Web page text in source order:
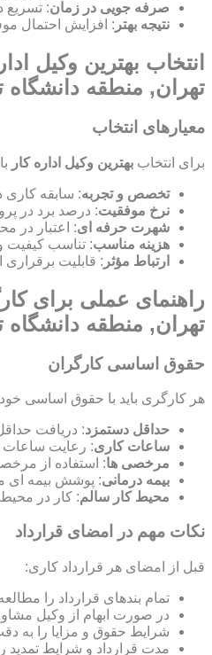
صرفه جویی در زمان: تسریع
نتیجه بهتر : افزایش احتمال
انتخاب بهترین وکیل
تهران, منطقه دانشگاه
معیارهای انتخاب
برای انتخاب بهترین وکیل اداره کار
تخصص و تجربه: سابقه کاری
نرخ موفقیت: درصد برد در
شهرت حرفه ای: اعتبار در
هزینه مناسب: تناسب
ارتباط مؤثر : قابلیت
راهنمای عملی برای
تهران, منطقه دانشگاه
حقوق اساسی کارگران
هر کارگری باید با حقوق اساسی خود
حداقل دستمزد: دریافت
ساعات کاری: رعایت ساعات
مرخصی ها: استفاده از
بیمه درمانی: پوشش بیمه ای
محیط کار سالم: کار در
نکات مهم در امضای قرارداد
قبل از امضای هر قرارداد کاری:
تمام بندهای قرارداد را
در صورت ابهام از وکیل
شرایط حقوق و مزایا را به
مدت قرارداد و شرایط تمدید را